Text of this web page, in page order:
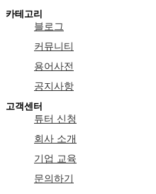
카테고리
블로그
커뮤니티
용어사전
공지사항
고객센터
튜터 신청
회사 소개
기업 교육
문의하기